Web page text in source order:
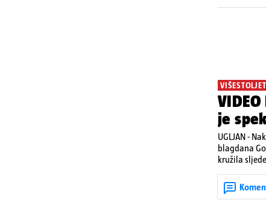
je
UGLJAN -
blagdana
kružila
upaljenim